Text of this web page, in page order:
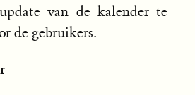
van de kalender te
de gebruikers.